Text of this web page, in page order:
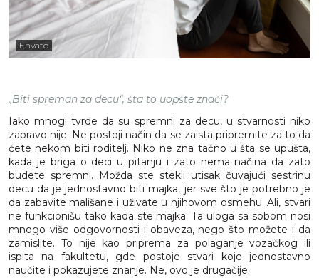
Envato
„Biti spreman za decu“, šta to uopšte znači?
Iako mnogi tvrde da su spremni za decu, u stvarnosti niko
zapravo nije. Ne postoji način da se zaista pripremite za to da
ćete nekom biti roditelj. Niko ne zna tačno u šta se upušta,
kada je briga o deci u pitanju i zato nema načina da zato
budete spremni. Možda ste stekli utisak čuvajući sestrinu
decu da je jednostavno biti majka, jer sve što je potrebno je
da zabavite mališane i uživate u njihovom osmehu. Ali, stvari
ne funkcionišu tako kada ste majka. Ta uloga sa sobom nosi
mnogo više odgovornosti i obaveza, nego što možete i da
zamislite. To nije kao priprema za polaganje vozačkog ili
ispita na fakultetu, gde postoje stvari koje jednostavno
naučite i pokazujete znanje. Ne, ovo je drugačije.